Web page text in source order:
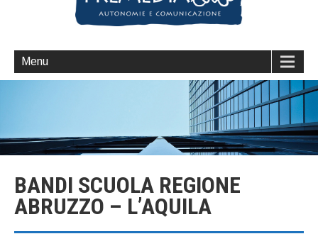
Menu
BANDI SCUOLA REGIONE
ABRUZZO – L’AQUILA